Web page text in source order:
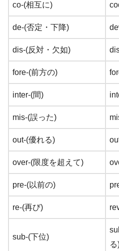
co-(相互に)
de-(否定・下降)
dis-(反対・欠如)
fore-(前方の)
inter-(間)
mis-(誤った)
out-(優れる)
over-(限度を超えて)
pre-(以前の)
re-(再び)
sub-(下位)
る